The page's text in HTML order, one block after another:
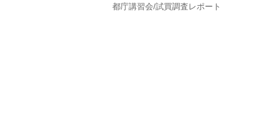
都庁講習会/試買調査レポート